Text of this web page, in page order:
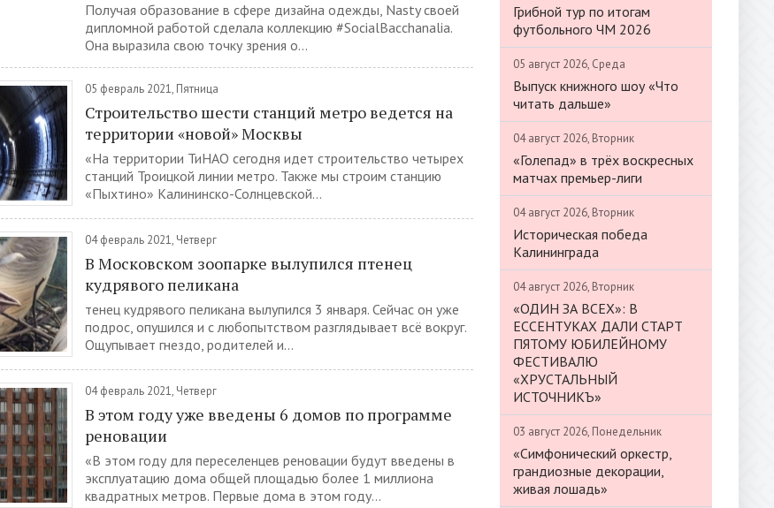
Получая образование в сфере дизайна одежды, Nasty своей
дипломной работой сделала коллекцию #SocialBacchanalia.
Она выразила свою точку зрения о...
05 февраль 2021, Пятница
Строительство шести станций метро ведется на
территории «новой» Москвы
«На территории ТиНАО сегодня идет строительство четырех
станций Троицкой линии метро. Также мы строим станцию
«Пыхтино» Калининско-Солнцевской...
04 февраль 2021, Четверг
В Московском зоопарке вылупился птенец
кудрявого пеликана
тенец кудрявого пеликана вылупился 3 января. Сейчас он уже
подрос, опушился и с любопытством разглядывает всё вокруг.
Ощупывает гнездо, родителей и...
04 февраль 2021, Четверг
В этом году уже введены 6 домов по программе
реновации
«В этом году для переселенцев реновации будут введены в
эксплуатацию дома общей площадью более 1 миллиона
квадратных метров. Первые дома в этом году...
Грибной тур по итогам
футбольного ЧМ 2026
05 август 2026, Среда
Выпуск книжного шоу «Что
читать дальше»
04 август 2026, Вторник
«Голепад» в трёх воскресных
матчах премьер-лиги
04 август 2026, Вторник
Историческая победа
Калининграда
04 август 2026, Вторник
«ОДИН ЗА ВСЕХ»: В
ЕССЕНТУКАХ ДАЛИ СТАРТ
ПЯТОМУ ЮБИЛЕЙНОМУ
ФЕСТИВАЛЮ
«ХРУСТАЛЬНЫЙ
ИСТОЧНИКЪ»
03 август 2026, Понедельник
«Симфонический оркестр,
грандиозные декорации,
живая лошадь»